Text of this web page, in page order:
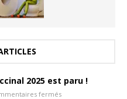
2025 est paru !
fermés